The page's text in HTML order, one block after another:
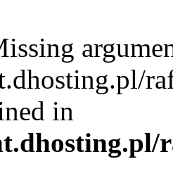
in